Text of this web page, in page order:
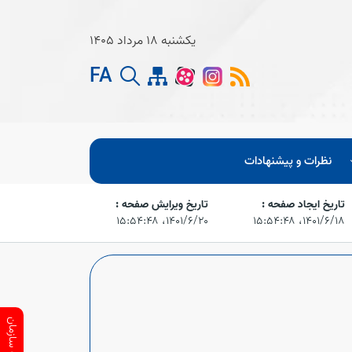
یکشنبه 18 مرداد 1405
FA
نظرات و پیشنهادات
تاریخ ایجاد صفحه :
۱۴۰۱/۶/۱۸،‏ ۱۵:۵۴:۴۸
تاریخ ویرایش صفحه :
۱۴۰۱/۶/۲۰،‏ ۱۵:۵۴:۴۸